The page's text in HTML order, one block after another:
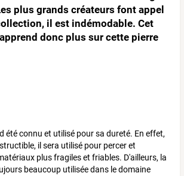
plus grands créateurs font appel
il est indémodable. Cet
donc plus sur cette pierre
été connu et utilisé pour sa dureté. En effet,
il sera utilisé pour percer et
plus fragiles et friables. D'ailleurs, la
beaucoup utilisée dans le domaine